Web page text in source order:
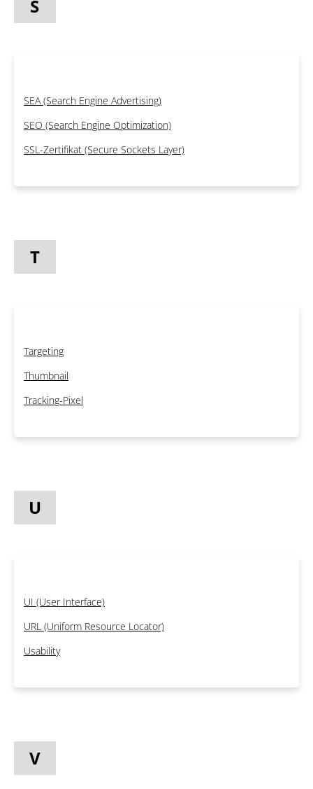
S
SEA (Search Engine Advertising)
SEO (Search Engine Optimization)
SSL-Zertifikat (Secure Sockets Layer)
T
Targeting
Thumbnail
Tracking-Pixel
U
UI (User Interface)
URL (Uniform Resource Locator)
Usability
V